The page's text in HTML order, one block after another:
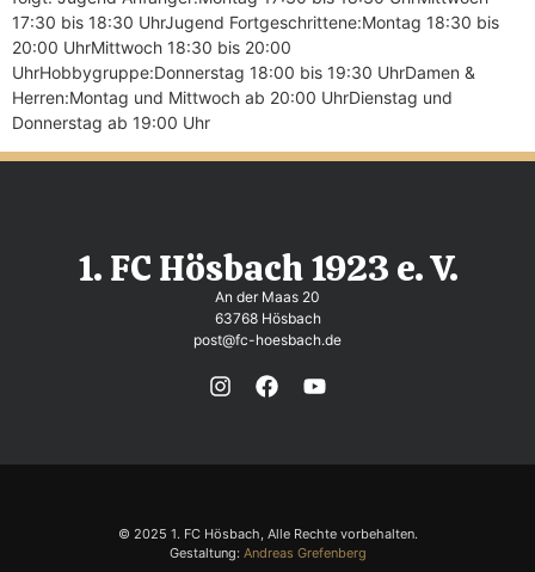
17:30 bis 18:30 UhrJugend Fortgeschrittene:Montag 18:30 bis
20:00 UhrMittwoch 18:30 bis 20:00
UhrHobbygruppe:Donnerstag 18:00 bis 19:30 UhrDamen &
Herren:Montag und Mittwoch ab 20:00 UhrDienstag und
Donnerstag ab 19:00 Uhr
1. FC Hösbach 1923 e. V.
An der Maas 20
63768 Hösbach
post@fc-hoesbach.de
© 2025 1. FC Hösbach, Alle Rechte vorbehalten.
Gestaltung: Andreas Grefenberg